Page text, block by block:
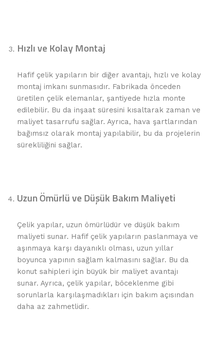
Hızlı ve Kolay Montaj
Hafif çelik yapıların bir diğer avantajı, hızlı ve kolay
montaj imkanı sunmasıdır. Fabrikada önceden
üretilen çelik elemanlar, şantiyede hızla monte
edilebilir. Bu da inşaat süresini kısaltarak zaman ve
maliyet tasarrufu sağlar. Ayrıca, hava şartlarından
bağımsız olarak montaj yapılabilir, bu da projelerin
sürekliliğini sağlar.
Uzun Ömürlü ve Düşük Bakım Maliyeti
Çelik yapılar, uzun ömürlüdür ve düşük bakım
maliyeti sunar. Hafif çelik yapıların paslanmaya ve
aşınmaya karşı dayanıklı olması, uzun yıllar
boyunca yapının sağlam kalmasını sağlar. Bu da
konut sahipleri için büyük bir maliyet avantajı
sunar. Ayrıca, çelik yapılar, böceklenme gibi
sorunlarla karşılaşmadıkları için bakım açısından
daha az zahmetlidir.